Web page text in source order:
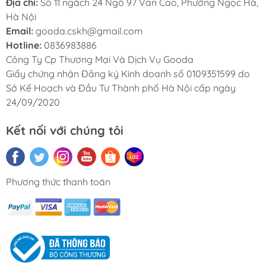
Địa chỉ: Số 11 ngách 24 Ngõ 97 Văn Cao, Phường Ngọc Hà,
Hà Nội
Email: gooda.cskh@gmail.com
Hotline: 0836983886
Công Ty Cp Thương Mại Và Dịch Vụ Gooda
Giấy chứng nhận Đăng ký Kinh doanh số 0109351599 do
Sở Kế Hoạch và Đầu Tư Thành phố Hà Nội cấp ngày
24/09/2020
Kết nối với chúng tôi
Phương thức thanh toán